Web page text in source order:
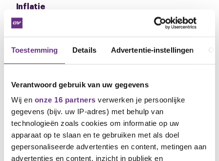
Toestemming Details Advertentie-instellingen
Verantwoord gebruik van uw gegevens
Wij en onze 16 partners verwerken je persoonlijke
gegevens (bijv. uw IP-adres) met behulp van
technologieën zoals cookies om informatie op uw
apparaat op te slaan en te gebruiken met als doel
gepersonaliseerde advertenties en content, metingen aan
advertenties en content, inzicht in publiek en
Inflatie
Helaas zit er op dit moment niet meer
loonsverhoging in maar houden wij als CNV (en FNV)
natuurlijk de vinger aan de pols. Als wij vinden dat
de inflatie de komende tijd verder de pan uitschiet
Mochten er verder nog vragen of opmerkingen zijn
dan kunnen jullie mij telefonisch of per mail
bereiken.
Auke Wietze Bosma
Bestuurder CNV
M: 06 8192 0453
E: a.bosma@cnv.nl